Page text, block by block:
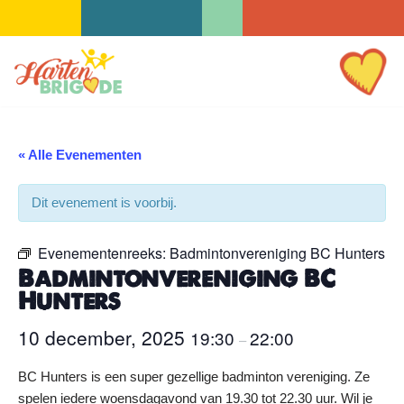
Ga
inhoud
« Alle Evenementen
Dit evenement is voorbij.
Evenementenreeks: Badmintonvereniging BC Hunters
Badmintonvereniging BC
Hunters
10 december, 2025 19:30 –22:00
BC Hunters is een super gezellige badminton vereniging. Ze
spelen iedere woensdagavond van 19.30 tot 22.30 uur. Wil je